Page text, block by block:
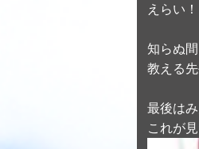
えらい！
知らぬ
教える
最後は
これが